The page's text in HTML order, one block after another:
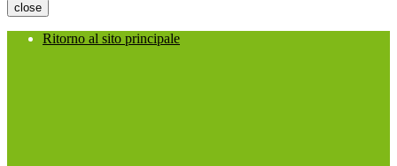
close
Ritorno al sito principale